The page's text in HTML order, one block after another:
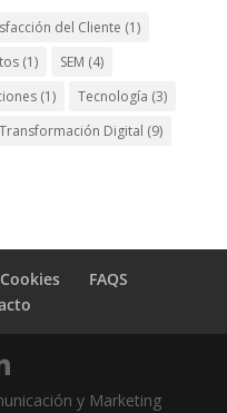
del Cliente (1)
(1) SEM (4)
(1) Tecnología (3)
Transformación Digital (9)
FAQS
y Marketing